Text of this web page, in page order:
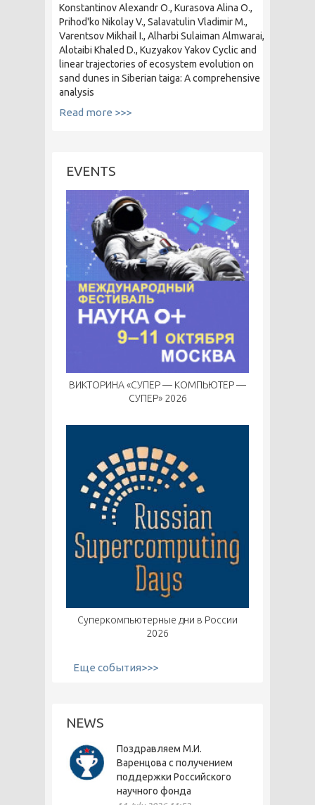
Konstantinov Alexandr O., Kurasova Alina O.,
Prihod'ko Nikolay V., Salavatulin Vladimir M.,
Varentsov Mikhail I., Alharbi Sulaiman Almwarai,
Alotaibi Khaled D., Kuzyakov Yakov Cyclic and
linear trajectories of ecosystem evolution on
sand dunes in Siberian taiga: A comprehensive
analysis
Read more >>>
EVENTS
ВИКТОРИНА «СУПЕР — КОМПЬЮТЕР —
СУПЕР» 2026
Суперкомпьютерные дни в России
2026
Еще события>>>
NEWS
Поздравляем М.И.
Варенцова с получением
поддержки Российского
научного фонда